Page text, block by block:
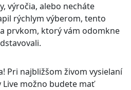
výročia, alebo necháte
rýchlym výberom, tento
prvkom, ktorý vám odomkne
Pri najbližšom živom vysielaní
možno budete mať